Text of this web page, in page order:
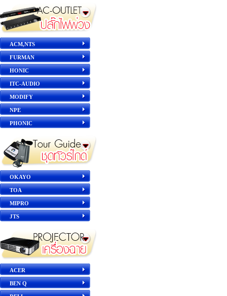
ACM,NTS
FURMAN
HONIC
ITC-AUDIO
MODIFY
NPE
PHONIC
OKAYO
TOA
MIPRO
JTS
ACER
BEN Q